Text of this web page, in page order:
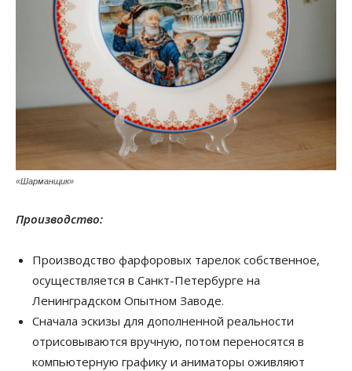
«Шарманщик»
Производство:
Производство фарфоровых тарелок собственное,
осуществляется в Санкт-Петербурге на
Ленинградском Опытном Заводе.
Сначала эскизы для дополненной реальности
отрисовываются вручную, потом переносятся в
компьютерную графику и аниматоры оживляют